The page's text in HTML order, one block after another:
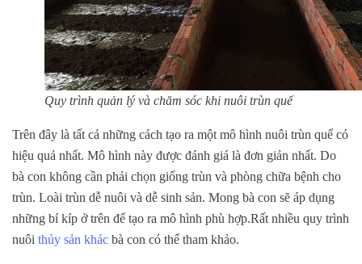
Quy trình quản lý và chăm sóc khi nuôi trùn quế
Trên đây là tất cả những cách tạo ra một mô hình nuôi trùn quế có
hiệu quả nhất. Mô hình này được đánh giá là đơn giản nhất. Do
bà con không cần phải chọn giống trùn và phòng chữa bệnh cho
trùn. Loài trùn dễ nuôi và dễ sinh sản. Mong bà con sẽ áp dụng
những bí kíp ở trên để tạo ra mô hình phù hợp.Rất nhiều quy trình
nuôi thủy sản khác bà con có thể tham khảo.